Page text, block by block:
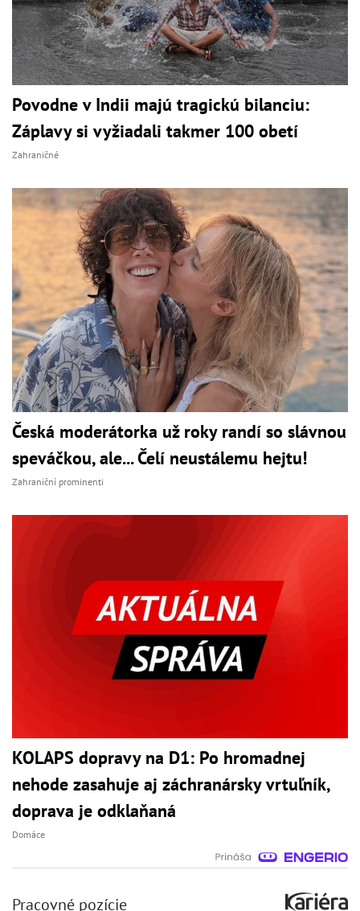
Povodne v Indii majú tragickú bilanciu:
Záplavy si vyžiadali takmer 100 obetí
Zahraničné
Česká moderátorka už roky randí so slávnou
speváčkou, ale... Čelí neustálemu hejtu!
Zahraniční prominenti
KOLAPS dopravy na D1: Po hromadnej
nehode zasahuje aj záchranársky vrtuľník,
doprava je odklaňaná
Domáce
Pracovné pozície